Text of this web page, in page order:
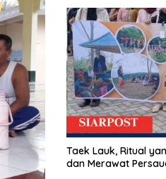
Taek Lauk, Ritual
dan Merawat